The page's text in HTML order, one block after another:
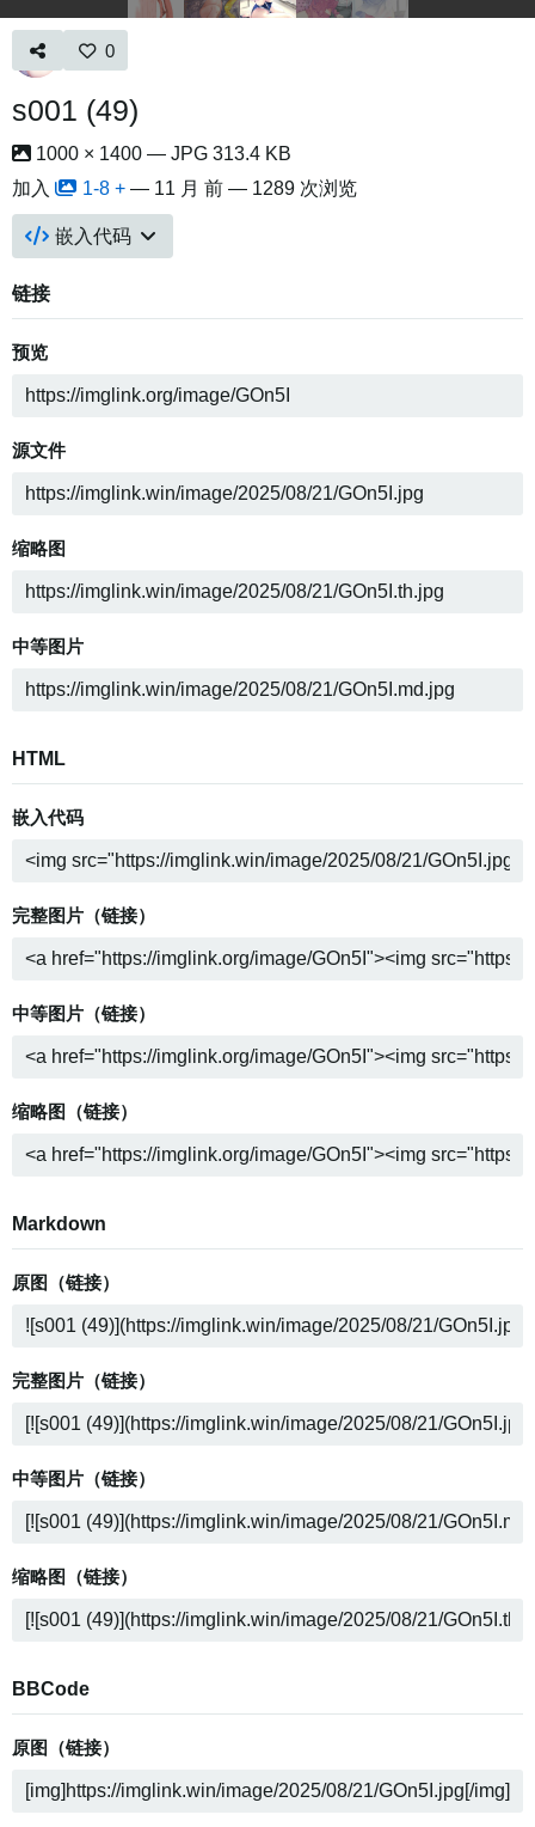
0
s001 (49)
1000 × 1400 — JPG 313.4 KB
加入
1-8 + — 11 月 前 — 1289 次浏览
嵌入代码
链接
预览
源文件
缩略图
中等图片
HTML
嵌入代码
完整图片（链接）
中等图片（链接）
缩略图（链接）
Markdown
原图（链接）
完整图片（链接）
中等图片（链接）
缩略图（链接）
BBCode
原图（链接）